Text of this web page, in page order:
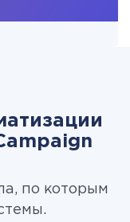
по которым